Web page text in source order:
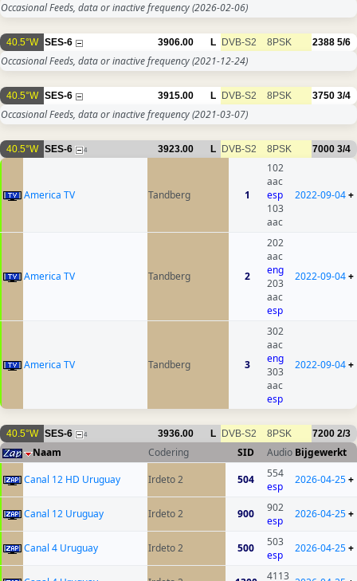
Occasional Feeds, data or inactive frequency(2026-02-06)
40.5°W SES-6 3906.00 L DVB-S2 8PSK 2388 5/6
Occasional Feeds, data or inactive frequency(2021-12-24)
40.5°W SES-6 3915.00 L DVB-S2 8PSK 3750 3/4
Occasional Feeds, data or inactive frequency(2021-03-07)
40.5°W SES-6 4 3923.00 L DVB-S2 8PSK 7000 3/4
America TV Tandberg 1
102
aac
esp
103
aac
2022-09-04+
America TV Tandberg 2
202
aac
eng
203
aac
esp
2022-09-04+
America TV Tandberg 3
302
aac
eng
303
aac
esp
2022-09-04+
40.5°W SES-6 4 3936.00 L DVB-S2 8PSK 7200 2/3
Naam Codering SID Audio Bijgewerkt
Canal 12 HD Uruguay
Irdeto 2 504
554
esp
2026-04-25+
Canal 12 Uruguay Irdeto 2 900
902
esp
2026-04-25+
Canal 4 Uruguay Irdeto 2 500
503
esp
2026-04-25+
4113